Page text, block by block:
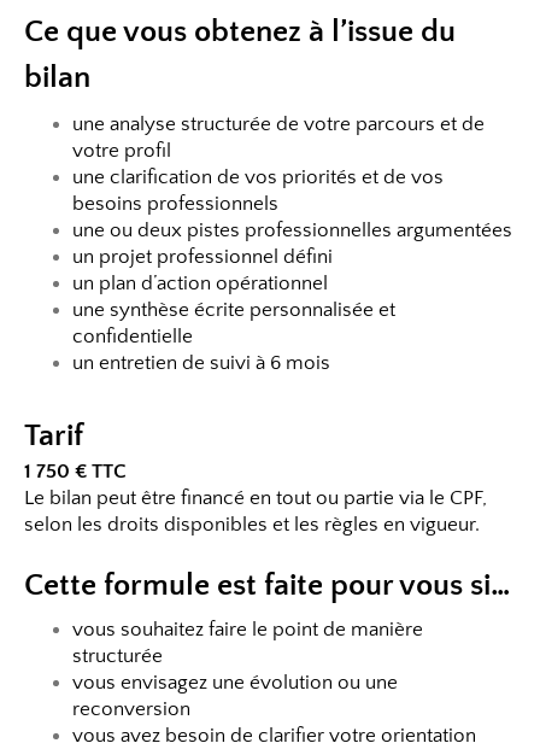
Ce que vous obtenez à l’issue du
bilan
une analyse structurée de votre parcours et de
votre profil
une clarification de vos priorités et de vos
besoins professionnels
une ou deux pistes professionnelles argumentées
un projet professionnel défini
un plan d’action opérationnel
une synthèse écrite personnalisée et
confidentielle
un entretien de suivi à 6 mois
Tarif
1 750 € TTC
Le bilan peut être financé en tout ou partie via le CPF,
selon les droits disponibles et les règles en vigueur.
Cette formule est faite pour vous si…
vous souhaitez faire le point de manière
structurée
vous envisagez une évolution ou une
reconversion
vous avez besoin de clarifier votre orientation